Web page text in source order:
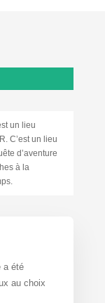
un lieu
C’est un lieu
d’aventure
à la
a été
au choix